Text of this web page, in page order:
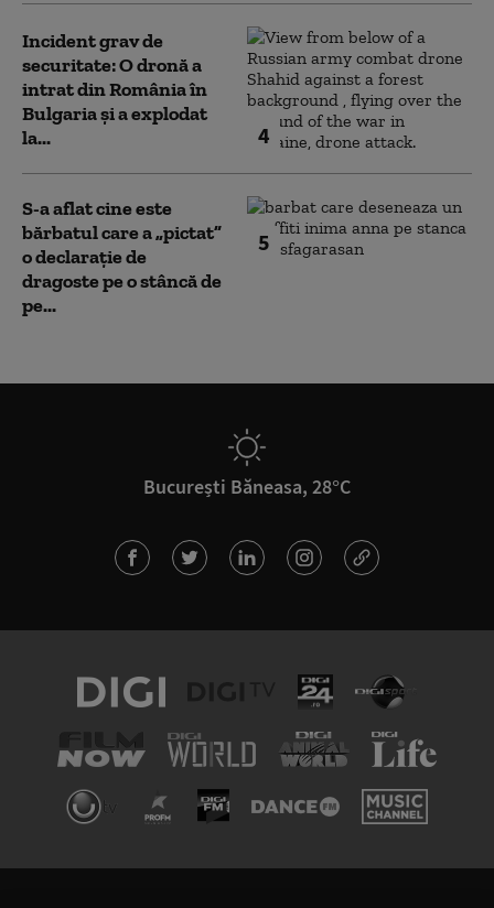
4
Incident grav de
securitate: O dronă a
intrat din România în
Bulgaria şi a explodat
la...
5
S-a aflat cine este
bărbatul care a „pictat”
o declarație de
dragoste pe o stâncă de
pe...
București Băneasa, 28°C